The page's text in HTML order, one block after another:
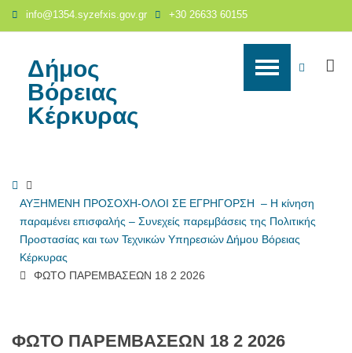
ΦΩΤΟ
info@1354.syzefxis.gov.gr +30 26633 60155
Δήμος
Βόρειας
Κέρκυρας
Home
ΑΥΞΗΜΕΝΗ ΠΡΟΣΟΧΗ-ΟΛΟΙ ΣΕ ΕΓΡΗΓΟΡΣΗ – Η κίνηση
παραμένει επισφαλής – Συνεχείς παρεμβάσεις της Πολιτικής
Προστασίας και των Τεχνικών Υπηρεσιών Δήμου Βόρειας
Κέρκυρας
ΦΩΤΟ ΠΑΡΕΜΒΑΣΕΩΝ 18 2 2026
ΦΩΤΟ ΠΑΡΕΜΒΑΣΕΩΝ 18 2 2026